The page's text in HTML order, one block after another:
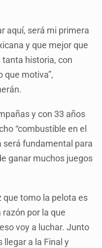
aquí, será mi primera
y que mejor que
historia, con
que motiva”,
y con 33 años
“combustible en el
será fundamental para
ganar muchos juegos
que tomo la pelota es
razón por la que
voy a luchar. Junto
llegar a la Final y